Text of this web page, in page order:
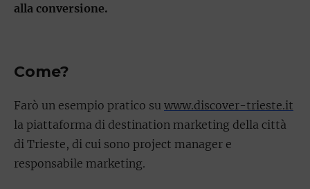
alla conversione.
Come?
Farò un esempio pratico su www.discover-trieste.it
la piattaforma di destination marketing della città
di Trieste, di cui sono project manager e
responsabile marketing.